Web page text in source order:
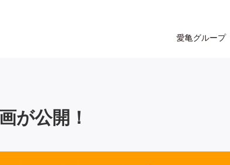
愛亀グループ
が公開！